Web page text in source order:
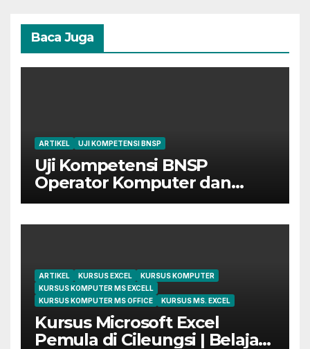
Baca Juga
ARTIKEL UJI KOMPETENSI BNSP
Uji Kompetensi BNSP
Operator Komputer dan
Digital Marketing di Bekasi
ARTIKEL KURSUS EXCEL
KURSUS KOMPUTER
KURSUS KOMPUTER MS EXCELL
KURSUS KOMPUTER MS OFFICE
KURSUS MS. EXCEL
Kursus Microsoft Excel
Pemula di Cileungsi | Belajar